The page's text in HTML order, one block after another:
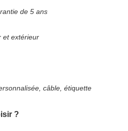
de 5 ans
et extérieur
câble, étiquette
?